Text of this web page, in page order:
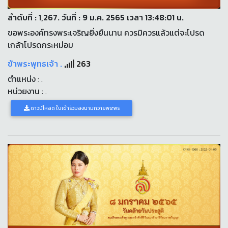
ลำดับที่ : 1,267. วันที่ : 9 ม.ค. 2565 เวลา 13:48:01 น.
ขอพระองค์ทรงพระเจริญยิ่งยืนนาน ควรมิควรแล้วแต่จะโปรด
เกล้าโปรดกระหม่อม
ข้าพระพุทธเจ้า .
263
ตำแหน่ง: .
หน่วยงาน : .
ดาวน์โหลด ใบเข้าร่วมลงนามถวายพระพร